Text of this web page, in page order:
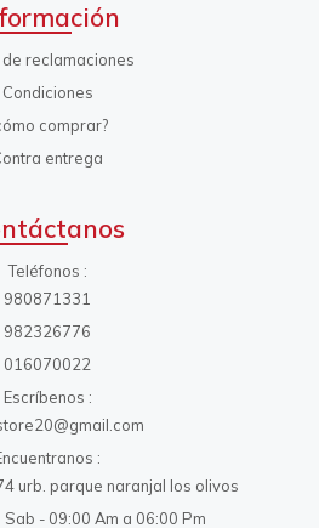
de reclamaciones
Condiciones
comprar?
entrega
Teléfonos
980871331
982326776
016070022
Escríbenos
urb. parque naranjal los olivos
Sab - 09:00 Am a 06:00 Pm